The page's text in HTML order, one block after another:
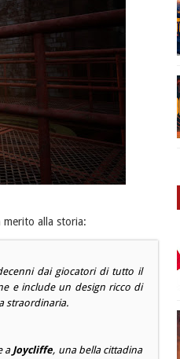
alla storia:
dai giocatori di tutto il
e include un design ricco di
straordinaria.
a Joycliffe, una bella cittadina